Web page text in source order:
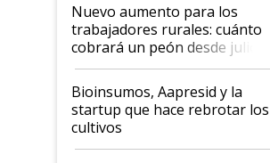
Nuevo aumento para los
trabajadores rurales: cuánto
cobrará un peón desde julio
Bioinsumos, Aapresid y la
startup que hace rebrotar los
cultivos